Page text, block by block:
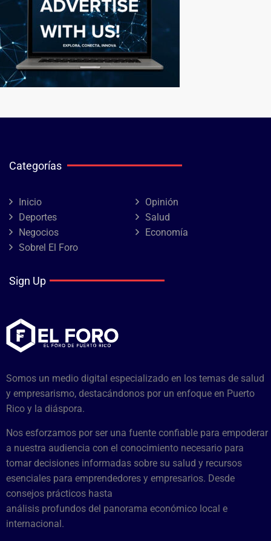
Categorías
Inicio
Opinión
Deportes
Salud
Negocios
Economía
Sobrel El Foro
Sign Up
Somos un medio digital especializado en los temas de salud
y empresarismo, destacándonos por un enfoque en Puerto
Rico y la diáspora.
Nos esforzamos por ser una fuente confiable para empoderar
a nuestra audiencia con el conocimiento necesario para
tomar decisiones informadas sobre su salud y recursos
esenciales para emprendedores y empresarios. Desde
consejos prácticos hasta
análisis profundos del panorama económico local e
internacional.